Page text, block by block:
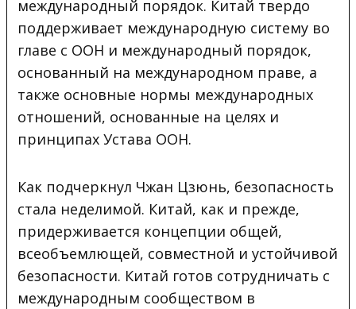
международный порядок. Китай твердо
поддерживает международную систему во
главе с ООН и международный порядок,
основанный на международном праве, а
также основные нормы международных
отношений, основанные на целях и
принципах Устава ООН.
Как подчеркнул Чжан Цзюнь, безопасность
стала неделимой. Китай, как и прежде,
придерживается концепции общей,
всеобъемлющей, совместной и устойчивой
безопасности. Китай готов сотрудничать с
международным сообществом в